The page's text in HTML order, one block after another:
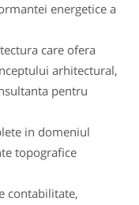
energetice a
care ofera
arhitectural,
pentru
in domeniul
topografice
contabilitate,